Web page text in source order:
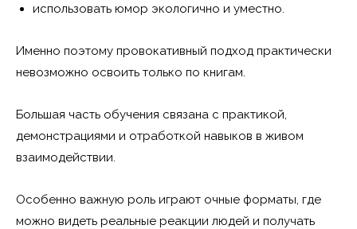
использовать юмор экологично и уместно.
Именно поэтому провокативный подход практически
невозможно освоить только по книгам.
Большая часть обучения связана с практикой,
демонстрациями и отработкой навыков в живом
взаимодействии.
Особенно важную роль играют очные форматы, где
можно видеть реальные реакции людей и получать